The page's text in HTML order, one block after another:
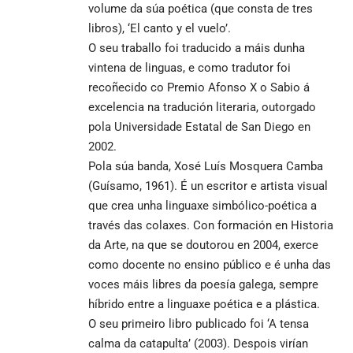
volume da súa poética (que consta de tres
libros), ‘El canto y el vuelo’.
O seu traballo foi traducido a máis dunha
vintena de linguas, e como tradutor foi
recoñecido co Premio Afonso X o Sabio á
excelencia na tradución literaria, outorgado
pola Universidade Estatal de San Diego en
2002.
Pola súa banda, Xosé Luís Mosquera Camba
(Guísamo, 1961). É un escritor e artista visual
que crea unha linguaxe simbólico-poética a
través das colaxes. Con formación en Historia
da Arte, na que se doutorou en 2004, exerce
como docente no ensino público e é unha das
voces máis libres da poesía galega, sempre
híbrido entre a linguaxe poética e a plástica.
O seu primeiro libro publicado foi ‘A tensa
calma da catapulta’ (2003). Despois virían